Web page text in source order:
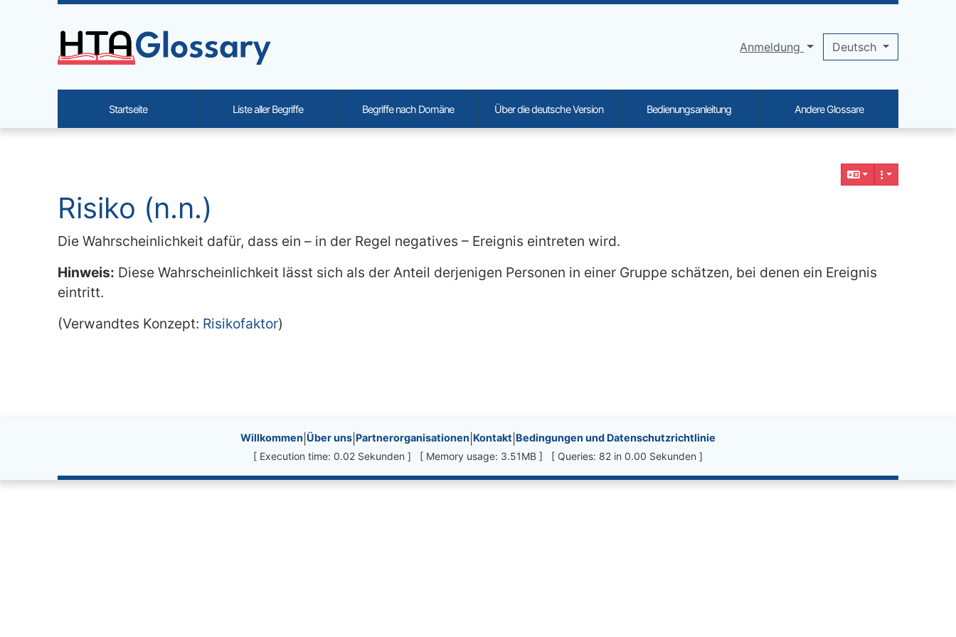
Navigation and related functionality and content
Risiko (n.n.)
Die Wahrscheinlichkeit dafür, dass ein – in der Regel negatives – Ereignis eintreten wird.
Hinweis: Diese Wahrscheinlichkeit lässt sich als der Anteil derjenigen Personen in einer Gruppe schätzen, bei denen ein Ereignis
eintritt.
(Verwandtes Konzept: Risikofaktor)
Site information, links, etc.
Willkommen Über uns Partnerorganisationen Kontakt Bedingungen und Datenschutzrichtlinie
[ Execution time: 0.02 Sekunden ] [ Memory usage: 3.51MB ] [ Queries: 82 in 0.00 Sekunden ]
Site identity, navigation, etc.
Anmeldung Deutsch
Startseite Liste aller Begriffe Begriffe nach Domäne Über die deutsche Version Bedienungsanleitung Andere Glossare